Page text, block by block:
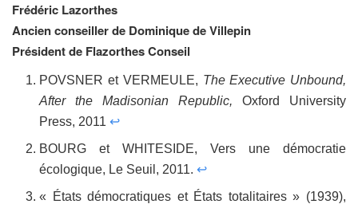
Frédéric Lazorthes
Ancien conseiller de Dominique de Villepin
Président de Flazorthes Conseil
POVSNER et VERMEULE, The Executive Unbound,
After the Madisonian Republic, Oxford University
Press, 2011 ↩
BOURG et WHITESIDE, Vers une démocratie
écologique, Le Seuil, 2011. ↩
« États démocratiques et États totalitaires » (1939),